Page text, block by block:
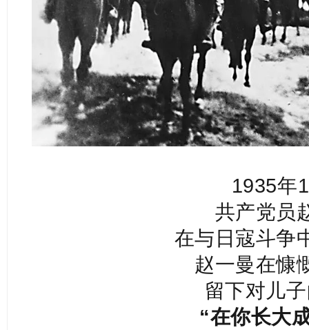
1935年
共产党员
在与日寇斗争
赵一曼在慷
留下对儿
“在你长大